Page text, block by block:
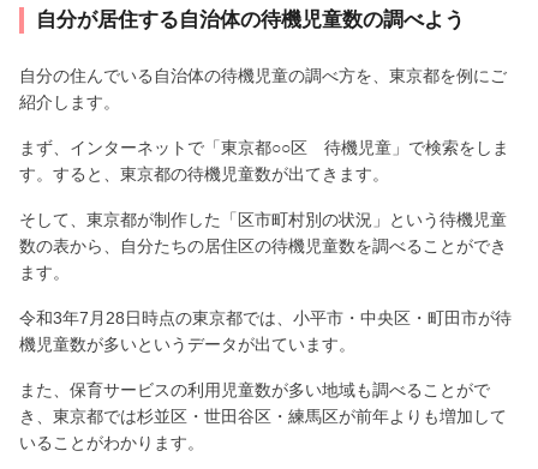
自分が居住する自治体の待機児童数の調べよう
自分の住んでいる自治体の待機児童の調べ方を、東京都を例にご
紹介します。
まず、インターネットで「東京都○○区 待機児童」で検索をしま
す。すると、東京都の待機児童数が出てきます。
そして、東京都が制作した「区市町村別の状況」という待機児童
数の表から、自分たちの居住区の待機児童数を調べることができ
ます。
令和3年7月28日時点の東京都では、小平市・中央区・町田市が待
機児童数が多いというデータが出ています。
また、保育サービスの利用児童数が多い地域も調べることがで
き、東京都では杉並区・世田谷区・練馬区が前年よりも増加して
いることがわかります。